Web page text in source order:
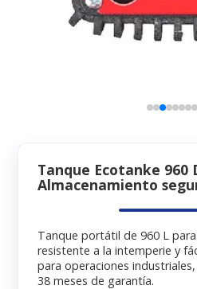
Tanque Ecotanke 960
Almacenamiento
Tanque portátil de 960 L
resistente a la intemperie y
para operaciones
38 meses de garantía.